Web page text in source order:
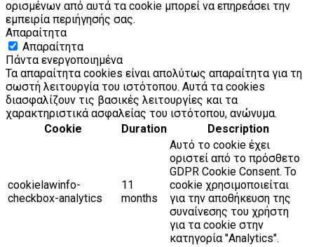
ορισμένων από αυτά τα cookie μπορεί να επηρεάσει την
εμπειρία περιήγησής σας.
Απαραίτητα
Απαραίτητα
Πάντα ενεργοποιημένα
Τα απαραίτητα cookies είναι απολύτως απαραίτητα για τη
σωστή λειτουργία του ιστότοπου. Αυτά τα cookies
διασφαλίζουν τις βασικές λειτουργίες και τα
χαρακτηριστικά ασφαλείας του ιστότοπου, ανώνυμα.
Cookie
Duration Description
cookielawinfo-
checkbox-analytics
11
months
Αυτό το cookie έχει
οριστεί από το πρόσθετο
GDPR Cookie Consent. Το
cookie χρησιμοποιείται
για την αποθήκευση της
συναίνεσης του χρήστη
για τα cookie στην
κατηγορία "Analytics".